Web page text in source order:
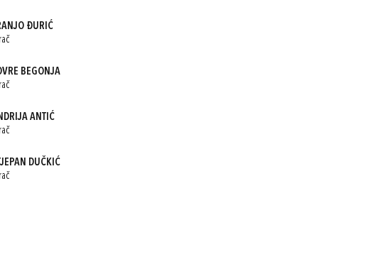
ĐURIĆ
BEGONJA
ANTIĆ
DUČKIĆ